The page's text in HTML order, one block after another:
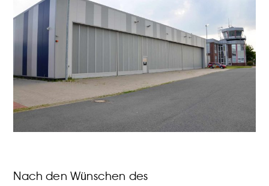
Nach den Wünschen des